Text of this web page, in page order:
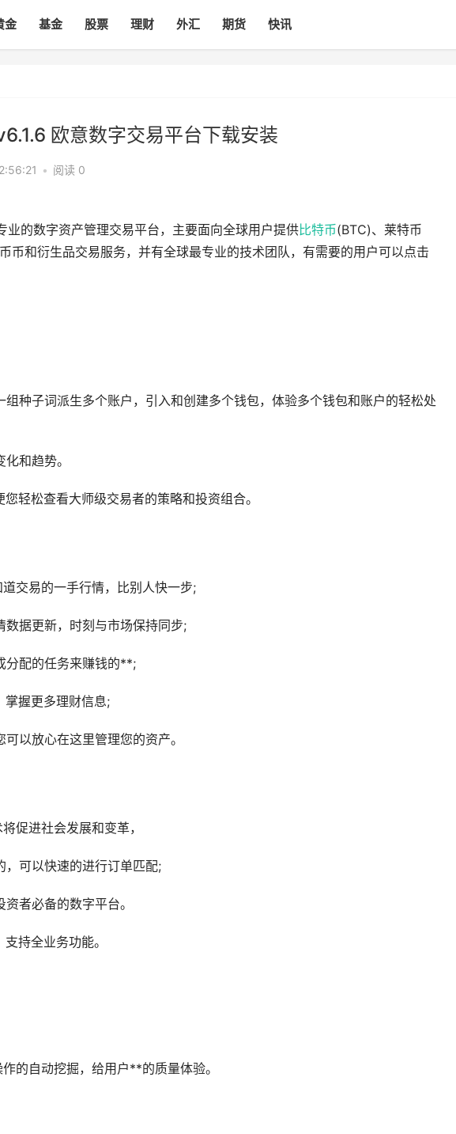
金 基金 股票 理财 外汇 期货 快讯
欧意数字交易平台下载安装
• 阅读 0
业的数字资产管理交易平台，主要面向全球用户提供比特币(BTC)、莱特币
币和衍生品交易服务，并有全球最专业的技术团队，有需要的用户可以点击
种子词派生多个账户，引入和创建多个钱包，体验多个钱包和账户的轻松处
和趋势。
轻松查看大师级交易者的策略和投资组合。
交易的一手行情，比别人快一步;
据更新，时刻与市场保持同步;
分配的任务来赚钱的**;
掌握更多理财信息;
以放心在这里管理您的资产。
促进社会发展和变革，
，可以快速的进行订单匹配;
者必备的数字平台。
持全业务功能。
的自动挖掘，给用户**的质量体验。